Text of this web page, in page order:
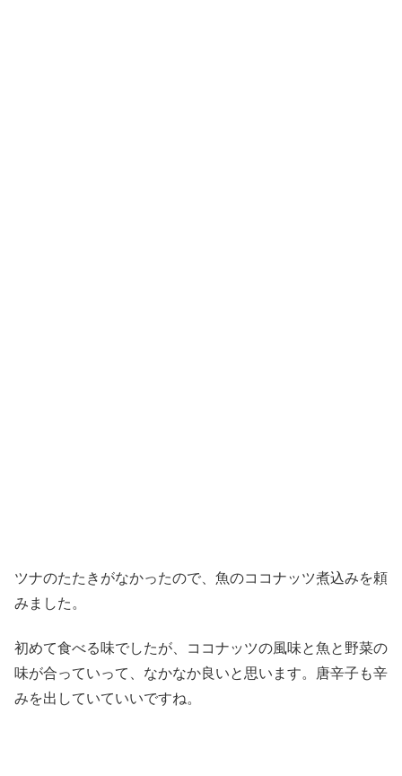
ツナのたたきがなかったので、魚のココナッツ煮込みを頼
みました。
初めて食べる味でしたが、ココナッツの風味と魚と野菜の
味が合っていって、なかなか良いと思います。唐辛子も辛
みを出していていいですね。